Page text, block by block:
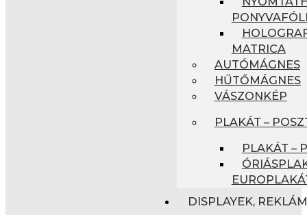
MATRICA
AUTÓMÁGNES
HŰTŐMÁGNES
VÁSZONKÉP
PLAKÁT –
PLAKÁT –
DISPLAYEK,